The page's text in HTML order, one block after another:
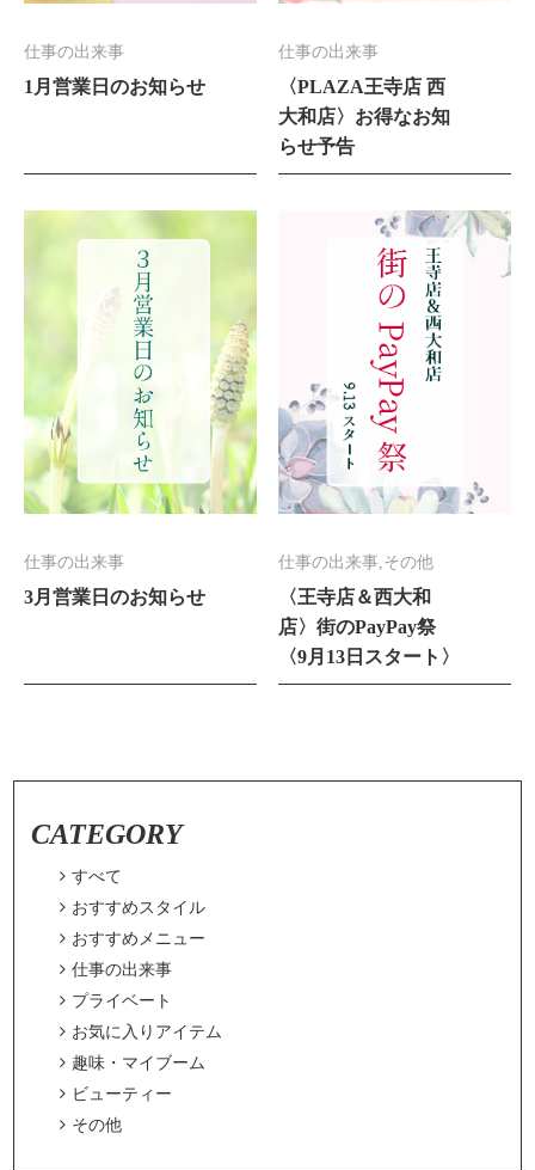
仕事の出来事
1月営業日のお知らせ
仕事の出来事
〈PLAZA王寺店 西
大和店〉お得なお知
らせ予告
仕事の出来事
3月営業日のお知らせ
仕事の出来事,その他
〈王寺店＆西大和
店〉街のPayPay祭
〈9月13日スタート〉
CATEGORY
 すべて
 おすすめスタイル
 おすすめメニュー
 仕事の出来事
 プライベート
 お気に入りアイテム
 趣味・マイブーム
 ビューティー
 その他